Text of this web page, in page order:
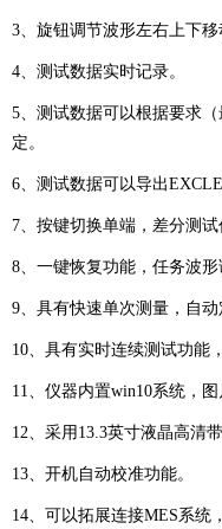
3、旋钮调节波形左右上下移
4、测试数据实时记录。
5、测试数据可以根据要求
定。
6、测试数据可以导出
7、按键切换单端，差分测试
8、一键恢复功能，任务波形
9、具有快速单次测量，自动
10、具有实时连续测试功能
11、仪器内置win10系统，
12、采用13.3英寸液晶高清
13、开机自动校准功能。
14、可以拓展连接MES系统